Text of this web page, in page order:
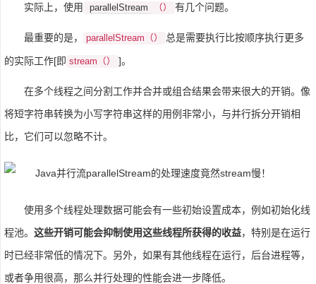
实际上，使用 parallelStream （） 有几个问题。
最重要的是， parallelStream（） 总是需要执行比按顺序执行更多
的实际工作[即 stream（） ]。
在多个线程之间分割工作并合并或组合结果会带来很大的开销。像
将短字符串转换为小写字符串这样的用例非常小，与并行拆分开销相
比，它们可以忽略不计。
使用多个线程处理数据可能会有一些初始设置成本，例如初始化线
程池。 这些开销可能会抑制使用这些线程所获得的收益，特别是在运行
时已经非常低的情况下。另外，如果有其他线程在运行，后台进程等，
或者争用很高，那么并行处理的性能会进一步降低。